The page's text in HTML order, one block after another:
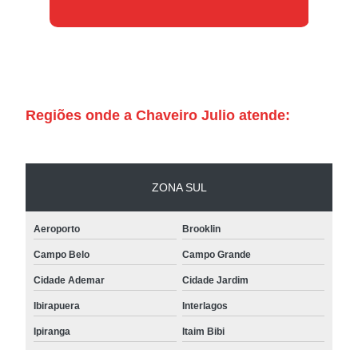
Regiões onde a Chaveiro Julio atende:
ZONA SUL
Aeroporto Brooklin
Campo Belo Campo Grande
Cidade Ademar Cidade Jardim
Ibirapuera Interlagos
Ipiranga Itaim Bibi